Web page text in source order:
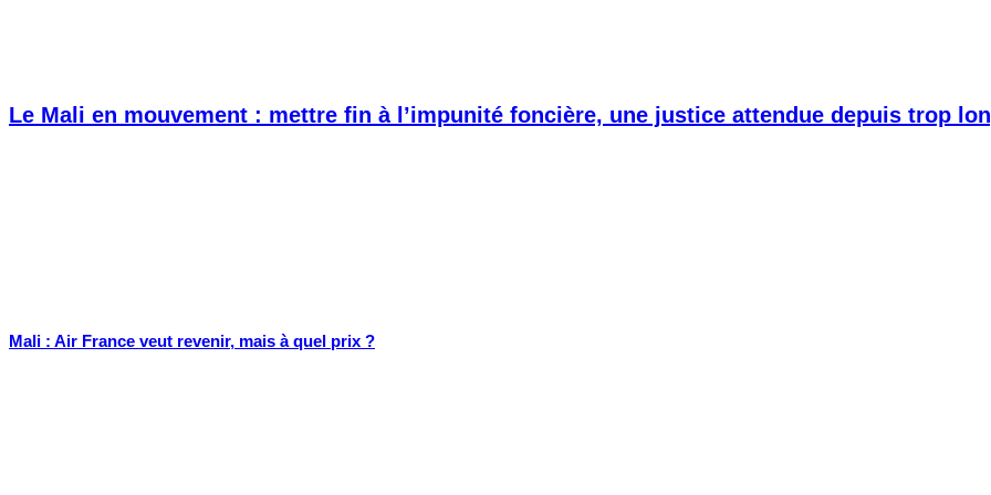
Le Mali en mouvement : mettre fin à l’impunité foncière, une justice attendue depuis trop
Mali : Air France veut revenir, mais à quel prix ?